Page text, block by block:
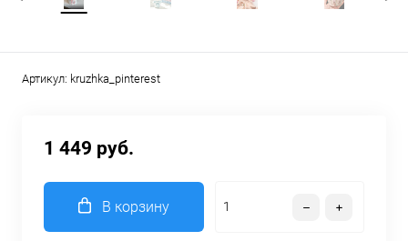
Артикул: kruzhka_pinterest
1 449 руб.
В корзину